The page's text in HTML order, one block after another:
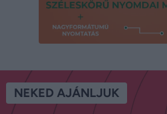
NEKED AJÁNLJUK